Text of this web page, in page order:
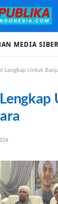
MEDIA SIBER
Lengkap Untuk